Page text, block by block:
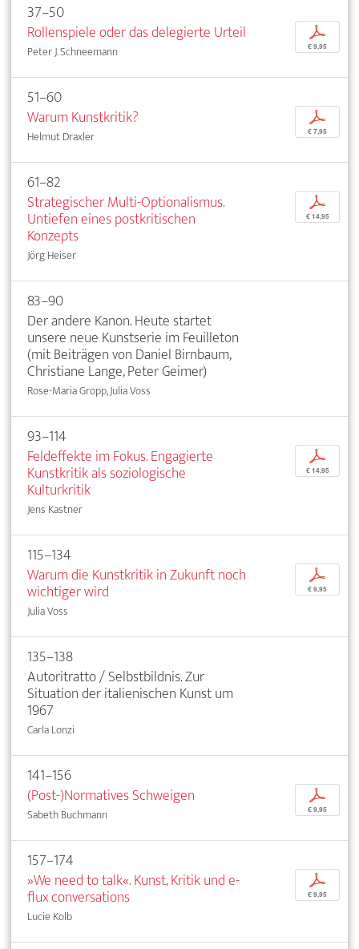
37–50
Rollenspiele oder das delegierte Urteil
Peter J. Schneemann
p
€ 9,95
51–60
Warum Kunstkritik?
Helmut Draxler
p
€ 7,95
61–82
Strategischer Multi-Optionalismus.
Untiefen eines postkritischen
Konzepts
Jörg Heiser
p
€ 14,95
83–90
Der andere Kanon. Heute startet
unsere neue Kunstserie im Feuilleton
(mit Beiträgen von Daniel Birnbaum,
Christiane Lange, Peter Geimer)
Rose-Maria Gropp, Julia Voss
93–114
Feldeffekte im Fokus. Engagierte
Kunstkritik als soziologische
Kulturkritik
Jens Kastner
p
€ 14,95
115–134
Warum die Kunstkritik in Zukunft noch
wichtiger wird
Julia Voss
p
€ 9,95
135–138
Autoritratto / Selbstbildnis. Zur
Situation der italienischen Kunst um
1967
Carla Lonzi
141–156
(Post-)Normatives Schweigen
Sabeth Buchmann
p
€ 9,95
157–174
»We need to talk«. Kunst, Kritik und e-
flux conversations
Lucie Kolb
p
€ 9,95